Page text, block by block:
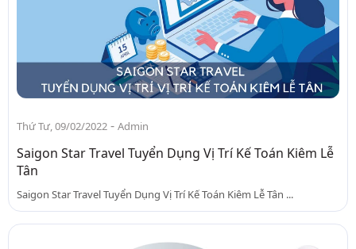
Thứ Tư, 09/02/2022 - Admin
Saigon Star Travel Tuyển Dụng Vị Trí Kế Toán Kiêm Lễ
Tân
Saigon Star Travel Tuyển Dụng Vị Trí Kế Toán Kiêm Lễ Tân ...